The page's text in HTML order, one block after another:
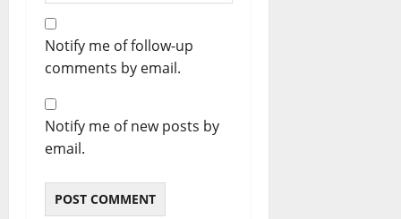
Notify me of follow-up
comments by email.
Notify me of new posts by
email.